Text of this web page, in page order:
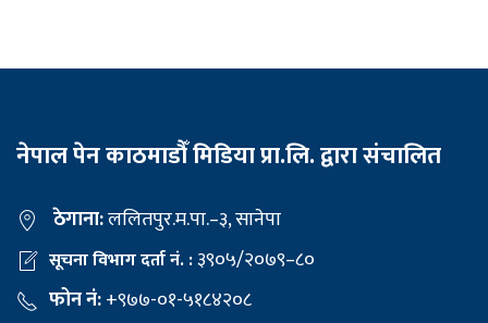
नेपाल पेन काठमाडौँ मिडिया प्रा.लि. द्वारा संचालित
ठेगाना:ललितपुर.म.पा.–३, सानेपा
सूचना विभाग दर्ता नं. :३९०५/२०७९–८०
फोन नं:+९७७-०१-५१८४२०८